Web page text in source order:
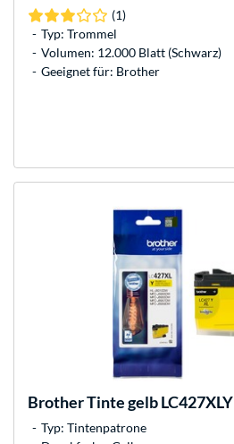
(1)
Typ: Trommel
Volumen: 12.000 Blatt (Schwarz)
Geeignet für: Brother
BrotherTinte gelb LC427XLY
Typ: Tintenpatrone